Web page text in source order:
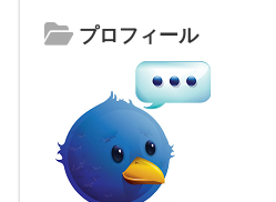
プロフィール